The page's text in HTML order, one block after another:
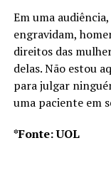
Em uma
engravidam,
direitos das
delas. Não estou
para julgar
uma paciente em
*Fonte: UOL